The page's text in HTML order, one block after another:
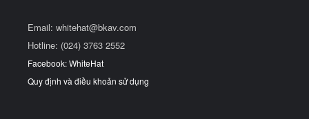
Email: whitehat@bkav.com
Hotline: (024) 3763 2552
Facebook: WhiteHat
Quy định và điều khoản sử dụng